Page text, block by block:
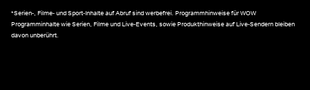
*Serien-, Filme- und Sport-Inhalte auf Abruf sind werbefrei. Programmhinweise für WOW
Programminhalte wie Serien, Filme und Live-Events, sowie Produkthinweise auf Live-Sendern bleiben
davon unberührt.